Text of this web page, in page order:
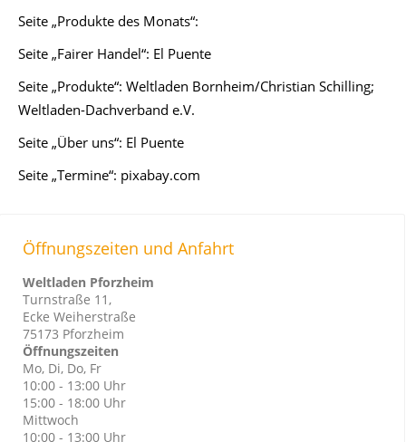
Seite „Produkte des Monats“:
Seite „Fairer Handel“: El Puente
Seite „Produkte“: Weltladen Bornheim/Christian Schilling;
Weltladen-Dachverband e.V.
Seite „Über uns“: El Puente
Seite „Termine“: pixabay.com
Öffnungszeiten und Anfahrt
Weltladen Pforzheim
Turnstraße 11,
Ecke Weiherstraße
75173 Pforzheim
Öffnungszeiten
Mo, Di, Do, Fr
10:00 - 13:00 Uhr
15:00 - 18:00 Uhr
Mittwoch
10:00 - 13:00 Uhr